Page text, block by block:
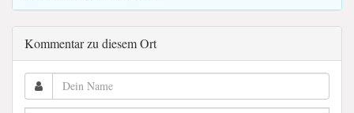
Kommentar zu diesem Ort